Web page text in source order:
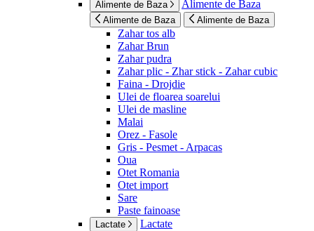
Alimente de Baza Alimente de Baza
Alimente de Baza Alimente de Baza
Zahar tos alb
Zahar Brun
Zahar pudra
Zahar plic - Zhar stick - Zahar cubic
Faina - Drojdie
Ulei de floarea soarelui
Ulei de masline
Malai
Orez - Fasole
Gris - Pesmet - Arpacas
Oua
Otet Romania
Otet import
Sare
Paste fainoase
Lactate Lactate